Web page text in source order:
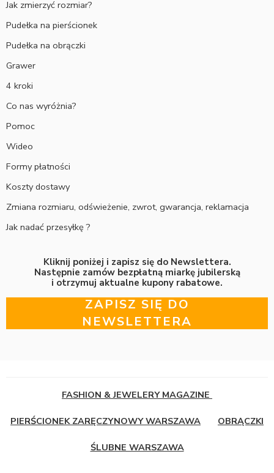
Jak zmierzyć rozmiar?
Pudełka na pierścionek
Pudełka na obrączki
Grawer
4 kroki
Co nas wyróżnia?
Pomoc
Wideo
Formy płatności
Koszty dostawy
Zmiana rozmiaru, odświeżenie, zwrot, gwarancja, reklamacja
Jak nadać przesyłkę ?
Kliknij poniżej i zapisz się do Newslettera.
Następnie zamów bezpłatną miarkę jubilerską
i otrzymuj aktualne kupony rabatowe.
ZAPISZ SIĘ DO
NEWSLETTERA
FASHION & JEWELERY MAGAZINE
PIERŚCIONEK ZARĘCZYNOWY WARSZAWA OBRĄCZKI
ŚLUBNE WARSZAWA